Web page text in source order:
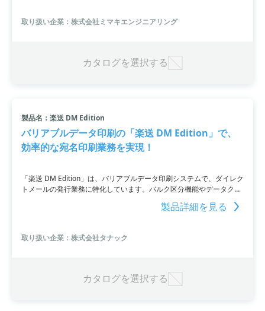
取り扱い企業：株式会社ミマキエンジニアリング
カタログを選択する
製品名：楽送 DM Edition
バリアブルデータ印刷の「楽送 DM Edition」で、
効率的な宛名印刷業務を実現！
「楽送 DM Edition」は、バリアブルデータ印刷システムで、ダイレク
トメールの発行業務に特化しています。バルク区分機能やデータクレ
ンジング機能を提供し、宛名印刷業務の効果的な実現をサポート。さ
らに、「タナック ダイレクト宛名プリンタ」との組み合わせで、費用
筒をそのまま利用できるため、使いやすさも併せ持っています。詳細
はPDF資料をご覧いただくか、お問い合わせください。
製品詳細を見る
取り扱い企業：株式会社タナック
カタログを選択する